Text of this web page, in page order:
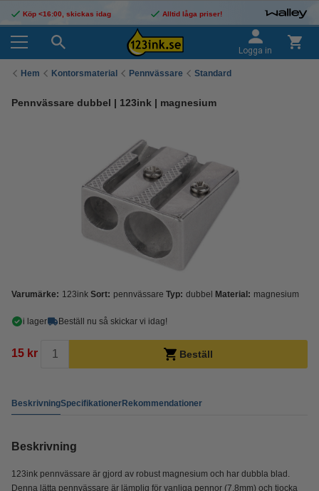
Köp <16:00, skickas idag Alltid låga priser!
Logga in
Hem Kontorsmaterial Pennvässare Standard
Pennvässare dubbel | 123ink | magnesium
Varumärke: 123ink Sort: pennvässare Typ: dubbel Material: magnesium
i lager Beställ nu så skickar vi idag!
15 kr Beställ
BeskrivningSpecifikationerRekommendationer
Beskrivning
123ink pennvässare är gjord av robust magnesium och har dubbla blad.
Denna lätta pennvässare är lämplig för vanliga pennor (7,8mm) och tjocka